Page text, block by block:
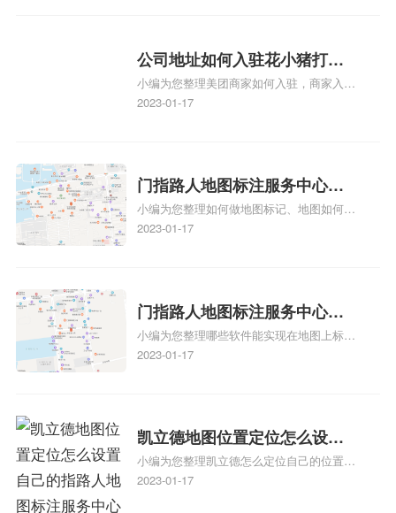
情可查看下方正文！
公司地址如何入驻花小猪打车
地图标记？指路人地图标注服
务中心铺如何入驻花小猪打车
小编为您整理美团商家如何入驻，商家入驻
教程、商家如何入驻地图、如何入驻地:、
2023-01-17
门指路人地图标注服务中心如
何做花小猪打车地图位置标
记？门指路人地图标注服务中
小编为您整理如何做地图标记、地图如何做
标记、so搜街景中如何做标记、360e启花贷
关地图标注知识，详情可查看下方正文！
2023-01-17
门指路人地图标注服务中心地
图位置地址标记？门指路人地
图标注服务中心苹果地图位置
小编为您整理哪些软件能实现在地图上标记
门指路人地图标注服务中心位置、门指路人
门指路人地图标注服务中心地址标注上地图
怎么弄相关地图标注知识，详情可查看下方
正文！
2023-01-17
凯立德地图位置定位怎么设置
自己的指路人地图标注服务中
心名？凯立德地图位置定位怎
小编为您整理凯立德怎么定位自己的位置
啊、手机凯立德地图定位怎么设置往上走、
2023-01-17